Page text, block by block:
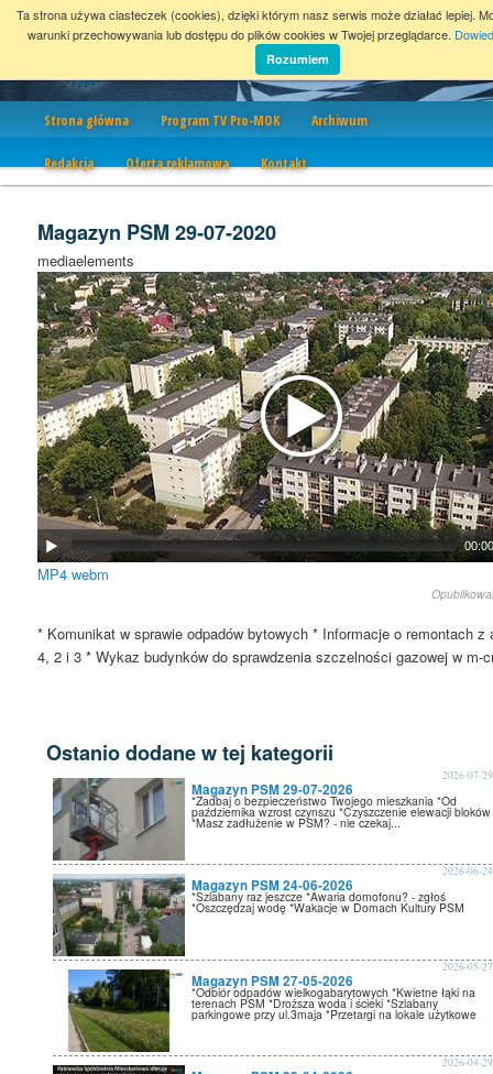
Strona główna Program TV Pro-MOK Archiwum
Redakcja Oferta reklamowa Kontakt
Magazyn PSM 29-07-2020
mediaelements
MP4 webm
* Komunikat w sprawie odpadów bytowych * Informacje o remontach z
4, 2 i 3 * Wykaz budynków do sprawdzenia szczelności gazowej w m-
Ostanio dodane w tej kategorii
Magazyn PSM 29-07-2026
2026-07-29
*Zadbaj o bezpieczeństwo Twojego mieszkania *Od
października wzrost czynszu *Czyszczenie elewacji bloków
*Masz zadłużenie w PSM? - nie czekaj...
Magazyn PSM 24-06-2026
2026-06-24
*Szlabany raz jeszcze *Awaria domofonu? - zgłoś
*Oszczędzaj wodę *Wakacje w Domach Kultury PSM
Magazyn PSM 27-05-2026
2026-05-27
*Odbiór odpadów wielkogabarytowych *Kwietne łąki na
terenach PSM *Droższa woda i ścieki *Szlabany
parkingowe przy ul.3maja *Przetargi na lokale użytkowe
2026-04-29
Ta strona używa ciasteczek (cookies), dzięki którym nasz serwis może działać lepiej.
warunki przechowywania lub dostępu do plików cookies w Twojej przeglądarce.
Rozumiem